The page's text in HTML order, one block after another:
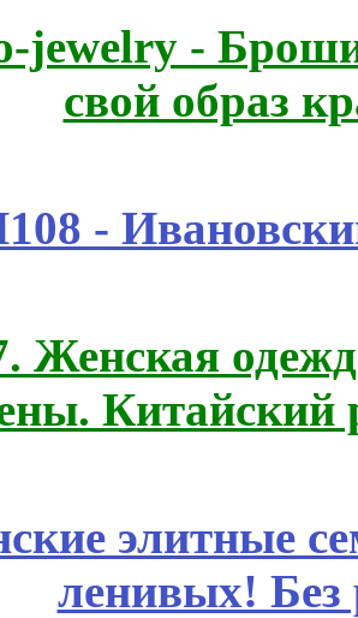
jewelry -
свой образ
-
Женская
Китайский
элитные
ленивых!